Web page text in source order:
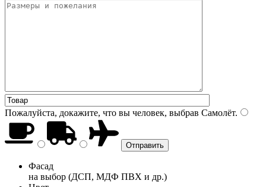
Пожалуйста, докажите, что вы человек, выбрав Самолёт.
Фасад
на выбор (ДСП, МДФ ПВХ и др.)